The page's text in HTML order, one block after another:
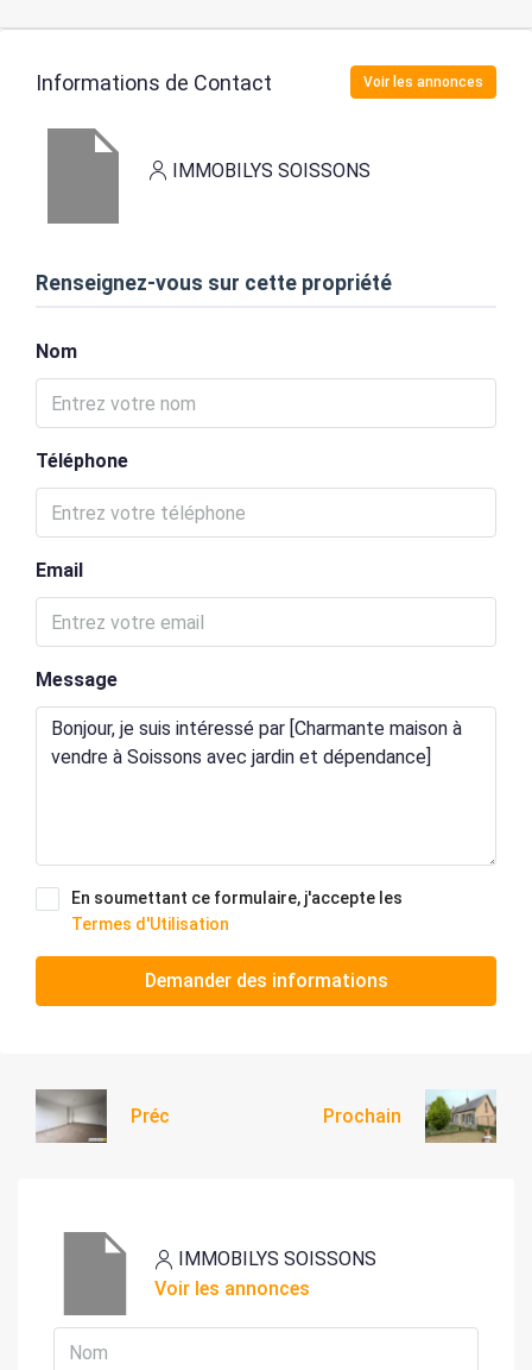
Informations de Contact Voir les annonces
IMMOBILYS SOISSONS
Renseignez-vous sur cette propriété
Nom
Téléphone
Email
Message
En soumettant ce formulaire, j'accepte les
Termes d'Utilisation
Demander des informations
Préc Prochain
IMMOBILYS SOISSONS
Voir les annonces